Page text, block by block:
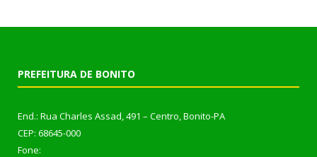
PREFEITURA DE BONITO
End.: Rua Charles Assad, 491 – Centro, Bonito-PA
CEP: 68645-000
Fone: